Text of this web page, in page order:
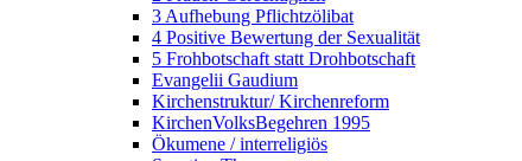
3 Aufhebung Pflichtzölibat
4 Positive Bewertung der Sexualität
5 Frohbotschaft statt Drohbotschaft
Evangelii Gaudium
Kirchenstruktur/ Kirchenreform
KirchenVolksBegehren 1995
Ökumene / interreligiös